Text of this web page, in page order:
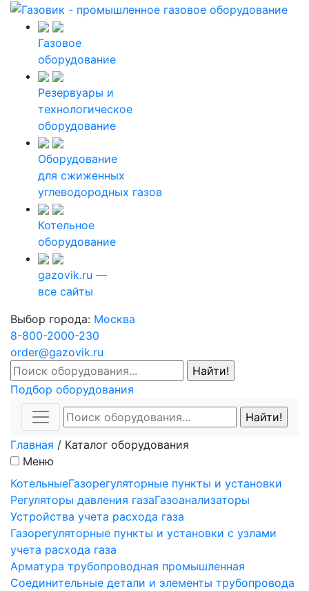
Газовое
оборудование
Резервуары и
технологическое
оборудование
Оборудование
для сжиженных
углеводородных газов
Котельное
оборудование
gazovik.ru —
все сайты
Выбор города: Москва
8-800-2000-230
order@gazovik.ru
Подбор оборудования
Главная / Каталог оборудования
Меню
КотельныеГазорегуляторные пункты и установки
Регуляторы давления газаГазоанализаторы
Устройства учета расхода газа
Газорегуляторные пункты и установки с узлами
учета расхода газа
Арматура трубопроводная промышленная
Соединительные детали и элементы трубопровода